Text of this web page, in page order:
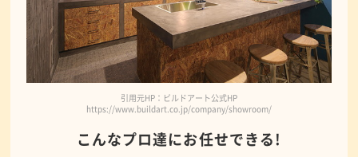
引用元HP：ビルドアート公式HP
https://www.buildart.co.jp/company/showroom/
こんなプロ達にお任せできる!